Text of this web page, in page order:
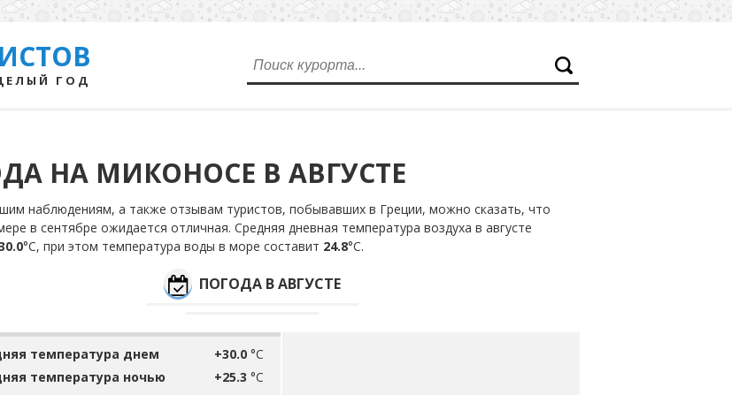
ГОД
НА МИКОНОСЕ В АВГУСТЕ
наблюдениям, а также отзывам туристов, побывавших в Греции, можно сказать, что
в сентябре ожидается отличная. Средняя дневная температура воздуха в августе
°С, при этом температура воды в море составит 24.8°С.
ПОГОДА В АВГУСТЕ
температура днем
температура ночью
+30.0 °C
+25.3 °C